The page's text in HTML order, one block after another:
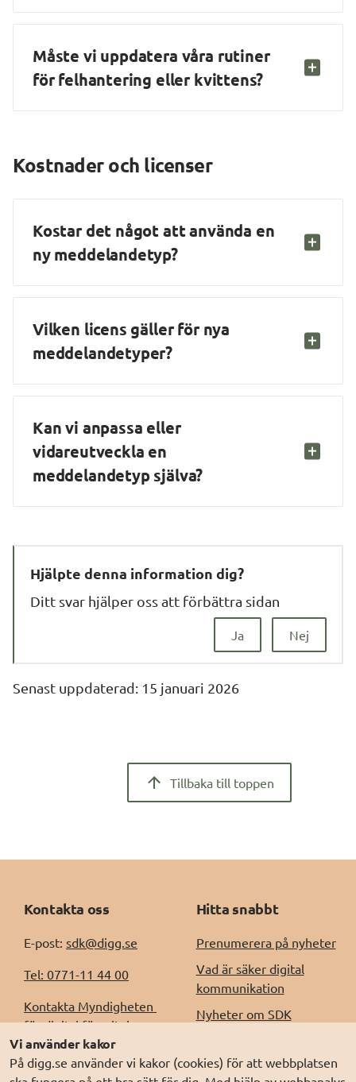
Vi använder kakor
På digg.se använder vi kakor (cookies) för att webbplatsen
Måste vi uppdatera våra rutiner
för felhantering eller kvittens?
Kostnader och licenser
Kostar det något att använda en
ny meddelandetyp?
Vilken licens gäller för nya
meddelandetyper?
Kan vi anpassa eller
vidareutveckla en
meddelandetyp själva?
Hjälpte denna information dig?
Nej
Ja
Ditt svar hjälper oss att förbättra sidan
Senast uppdaterad: 15 januari 2026
Tillbaka till toppen
Kontakta oss
E-post: sdk@digg.se
Tel: 0771-11 44 00
Kontakta Myndigheten
för digital förvaltning,
Digg
Kontakt för support,
Hitta snabbt
Prenumerera på nyheter
Vad är säker digital
kommunikation
Nyheter om SDK
Releaseinformation